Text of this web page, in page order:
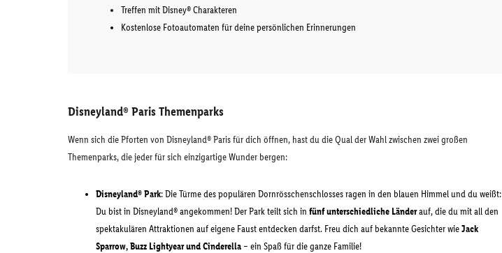
Treffen mit Disney® Charakteren
Kostenlose Fotoautomaten für deine persönlichen Erinnerungen
Disneyland® Paris Themenparks
Wenn sich die Pforten von Disneyland® Paris für dich öffnen, hast du die Qual der Wahl zwischen zwei großen
Themenparks, die jeder für sich einzigartige Wunder bergen:
Disneyland® Park: Die Türme des populären Dornrösschenschlosses ragen in den blauen Himmel und du weißt:
Du bist in Disneyland® angekommen! Der Park teilt sich in fünf unterschiedliche Länderauf, die du mit all den
spektakulären Attraktionen auf eigene Faust entdecken darfst. Freu dich auf bekannte Gesichter wieJack
Sparrow, Buzz Lightyear und Cinderella– ein Spaß für die ganze Familie!